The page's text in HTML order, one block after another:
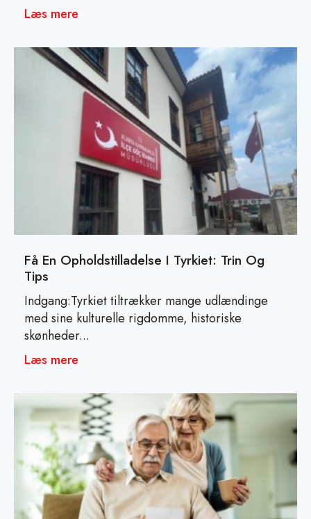
Læs mere
Få En Opholdstilladelse I Tyrkiet: Trin Og
Tips
Indgang:Tyrkiet tiltrækker mange udlændinge
med sine kulturelle rigdomme, historiske
skønheder...
Læs mere